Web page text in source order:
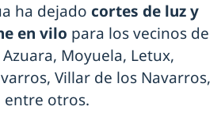
ha dejado cortes de luz y
en vilo para los vecinos de
Moyuela, Letux,
Villar de los Navarros,
entre otros.